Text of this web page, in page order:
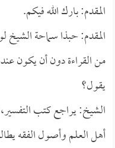
المقدم: بارك الله فيكم.
المقدم: حبذا سماحة الشيخ
من القراءة دون أن يكون
يقول؟
الشيخ: يراجع كتب
أهل العلم وأصول الفقه